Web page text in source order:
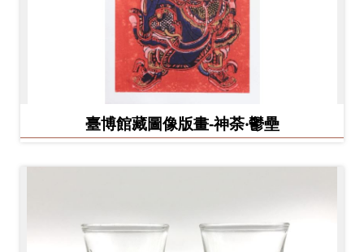
臺博館藏圖像版畫-神荼‧鬱壘